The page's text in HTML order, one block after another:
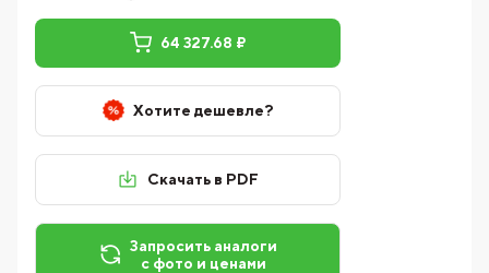
64 327.68 ₽
Хотите дешевле?
Скачать в PDF
Запросить аналоги
с фото и ценами